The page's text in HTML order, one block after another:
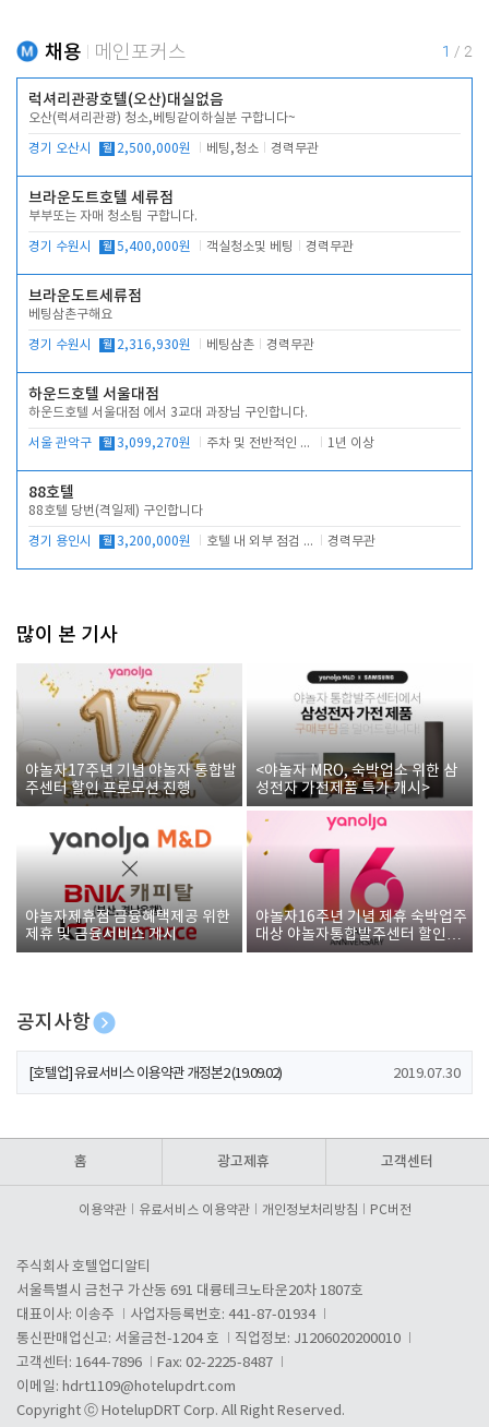
채용 메인포커스 1 / 2
럭셔리관광호텔(오산)대실없음
오산(럭셔리관광) 청소,베팅같이하실분 구합니다~
경기 오산시 월 2,500,000원 베팅,청소 경력무관
브라운도트호텔 세류점
부부또는 자매 청소팀 구합니다.
경기 수원시 월 5,400,000원 객실청소및 베팅 경력무관
브라운도트세류점
베팅삼촌구해요
경기 수원시 월 2,316,930원 베팅삼촌 경력무관
하운드호텔 서울대점
하운드호텔 서울대점 에서 3교대 과장님 구인합니다.
서울 관악구 월 3,099,270원 주차 및 전반적인 당번업무 1년 이상
88호텔
88호텔 당번(격일제) 구인합니다
경기 용인시 월 3,200,000원 호텔 내 외부 점검 및 프런트 운영 경력무관
많이 본 기사
야놀자17주년 기념 야놀자 통합발
주센터 할인 프로모션 진행
<야놀자 MRO, 숙박업소 위한 삼
성전자 가전제품 특가 개시>
야놀자제휴점 금융혜택제공 위한
제휴 및 금융서비스 게시
야놀자16주년 기념 제휴 숙박업주
대상 야놀자통합발주센터 할인쿠
폰 증정
공지사항
[호텔업] 개인정보 처리방침 개정본1 (19.09.02)
[호텔업] 유료서비스 이용약관 개정본2 (19.09.02) 2019.07.30
홈 광고제휴 고객센터
이용약관 유료서비스 이용약관 개인정보처리방침 PC버전
주식회사 호텔업디알티
서울특별시 금천구 가산동 691 대륭테크노타운20차 1807호
대표이사: 이송주
사업자등록번호: 441-87-01934
통신판매업신고: 서울금천-1204 호
직업정보: J1206020200010
고객센터: 1644-7896
Fax: 02-2225-8487
이메일: hdrt1109@hotelupdrt.com
Copyright ⓒ HotelupDRT Corp. All Right Reserved.